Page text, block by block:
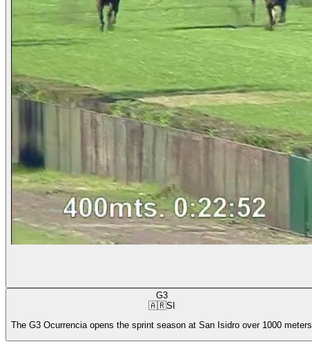
G3
🇦🇷SI
The G3 Ocurrencia opens the sprint season at San Isidro over 1000 meters